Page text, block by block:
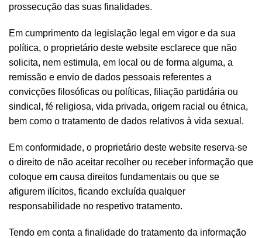
prossecução das suas finalidades.
Em cumprimento da legislação legal em vigor e da sua
política, o proprietário deste website esclarece que não
solicita, nem estimula, em local ou de forma alguma, a
remissão e envio de dados pessoais referentes a
convicções filosóficas ou políticas, filiação partidária ou
sindical, fé religiosa, vida privada, origem racial ou étnica,
bem como o tratamento de dados relativos à vida sexual.
Em conformidade, o proprietário deste website reserva-se
o direito de não aceitar recolher ou receber informação que
coloque em causa direitos fundamentais ou que se
afigurem ilícitos, ficando excluída qualquer
responsabilidade no respetivo tratamento.
Tendo em conta a finalidade do tratamento da informação